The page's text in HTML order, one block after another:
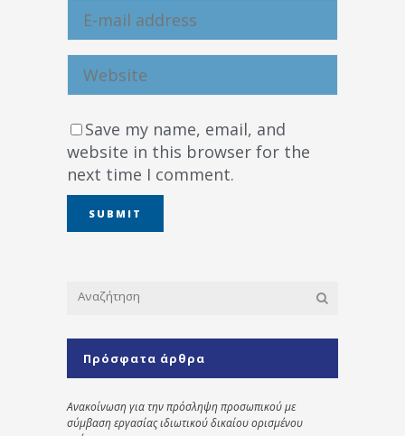
Save my name, email, and
website in this browser for the
next time I comment.
Πρόσφατα άρθρα
Ανακοίνωση για την πρόσληψη προσωπικού με
σύμβαση εργασίας ιδιωτικού δικαίου ορισμένου